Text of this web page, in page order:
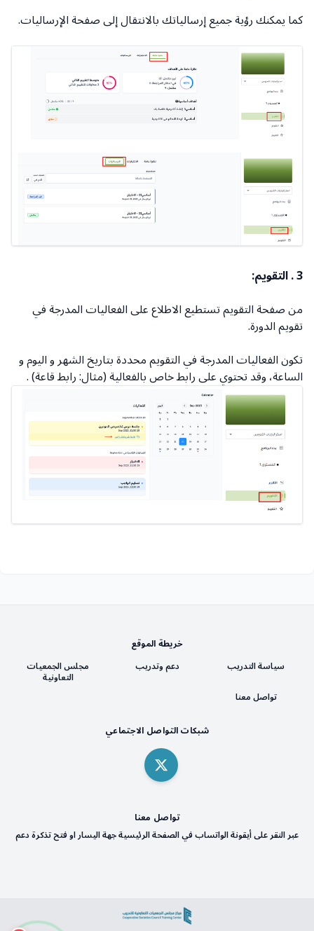
كما يمكنك رؤية جميع إرسالياتك بالانتقال إلى صفحة الإرساليات.
3 . التقويم:
من صفحة التقويم تستطيع الاطلاع على الفعاليات المدرجة في
تقويم الدورة.
تكون الفعاليات المدرجة في التقويم محددة بتاريخ الشهر و اليوم و
الساعة، وقد تحتوي على رابط خاص بالفعالية (مثال: رابط قاعة) .
خريطة الموقع
سياسة التدريب
دعم وتدريب مجلس الجمعيات
التعاونية
تواصل معنا
شبكات التواصل الاجتماعي
تواصل معنا
عبر النقر على أيقونة الواتساب في الصفحة الرئيسية جهة اليسار او فتح تذكرة دعم